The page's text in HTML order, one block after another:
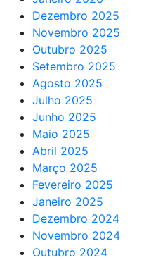
Dezembro 2025
Novembro 2025
Outubro 2025
Setembro 2025
Agosto 2025
Julho 2025
Junho 2025
Maio 2025
Abril 2025
Março 2025
Fevereiro 2025
Janeiro 2025
Dezembro 2024
Novembro 2024
Outubro 2024